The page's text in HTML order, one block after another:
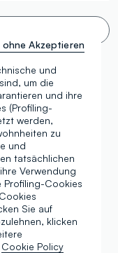
und
um die
und ihre
(Profiling-
werden,
zu
und
tatsächlichen
Verwendung
Profiling-Cookies
Sie auf
klicken
Cookie Policy
Akzeptieren